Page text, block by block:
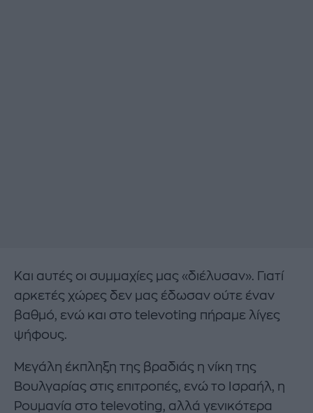
Και αυτές οι συμμαχίες μας «διέλυσαν». Γιατί
αρκετές χώρες δεν μας έδωσαν ούτε έναν
βαθμό, ενώ και στο televoting πήραμε λίγες
ψήφους.
Μεγάλη έκπληξη της βραδιάς η νίκη της
Βουλγαρίας στις επιτροπές, ενώ το Ισραήλ, η
Ρουμανία στο televoting, αλλά γενικότερα